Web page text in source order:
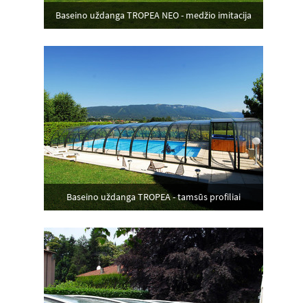
Baseino uždanga TROPEA NEO - medžio imitacija
Baseino uždanga TROPEA - tamsūs profiliai